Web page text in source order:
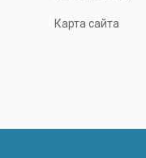
Карта сайта